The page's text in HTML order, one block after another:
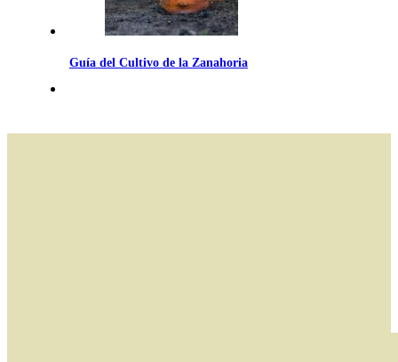
Guía del Cultivo de la Zanahoria